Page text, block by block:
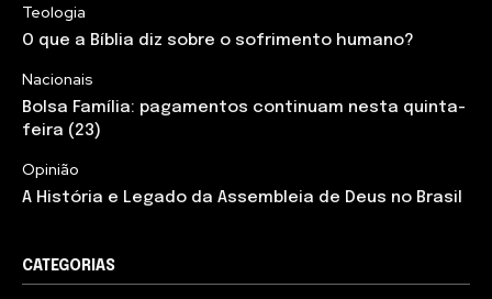
Teologia
O que a Bíblia diz sobre o sofrimento humano?
Nacionais
Bolsa Família: pagamentos continuam nesta quinta-
feira (23)
Opinião
A História e Legado da Assembleia de Deus no Brasil
CATEGORIAS